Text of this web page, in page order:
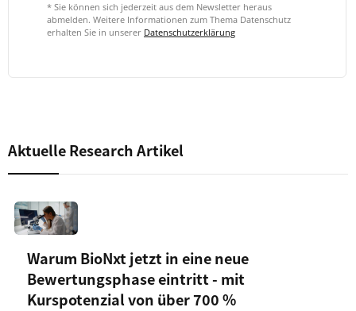
* Sie können sich jederzeit aus dem Newsletter heraus
abmelden. Weitere Informationen zum Thema Datenschutz
erhalten Sie in unserer Datenschutzerklärung
Aktuelle Research Artikel
Warum BioNxt jetzt in eine neue
Bewertungsphase eintritt - mit
Kurspotenzial von über 700 %